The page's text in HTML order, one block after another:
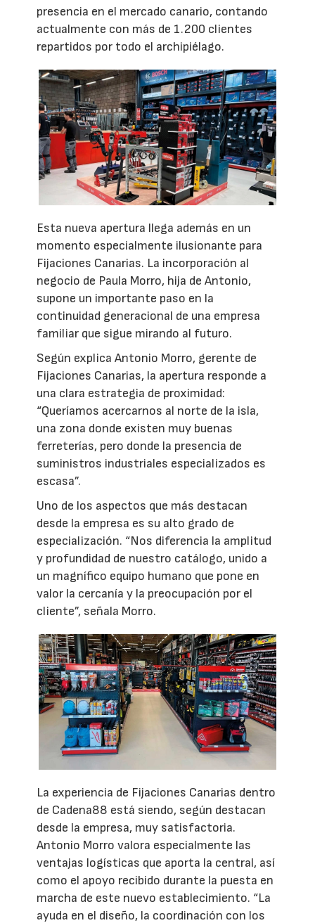
presencia en el mercado canario, contando
actualmente con más de 1.200 clientes
repartidos por todo el archipiélago.
Esta nueva apertura llega además en un
momento especialmente ilusionante para
Fijaciones Canarias. La incorporación al
negocio de Paula Morro, hija de Antonio,
supone un importante paso en la
continuidad generacional de una empresa
familiar que sigue mirando al futuro.
Según explica Antonio Morro, gerente de
Fijaciones Canarias, la apertura responde a
una clara estrategia de proximidad:
“Queríamos acercarnos al norte de la isla,
una zona donde existen muy buenas
ferreterías, pero donde la presencia de
suministros industriales especializados es
escasa”.
Uno de los aspectos que más destacan
desde la empresa es su alto grado de
especialización. “Nos diferencia la amplitud
y profundidad de nuestro catálogo, unido a
un magnífico equipo humano que pone en
valor la cercanía y la preocupación por el
cliente”, señala Morro.
La experiencia de Fijaciones Canarias dentro
de Cadena88 está siendo, según destacan
desde la empresa, muy satisfactoria.
Antonio Morro valora especialmente las
ventajas logísticas que aporta la central, así
como el apoyo recibido durante la puesta en
marcha de este nuevo establecimiento. “La
ayuda en el diseño, la coordinación con los